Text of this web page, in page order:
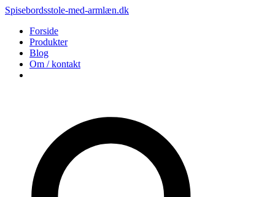
Spisebordsstole-med-armlæn.dk
Forside
Produkter
Blog
Om / kontakt